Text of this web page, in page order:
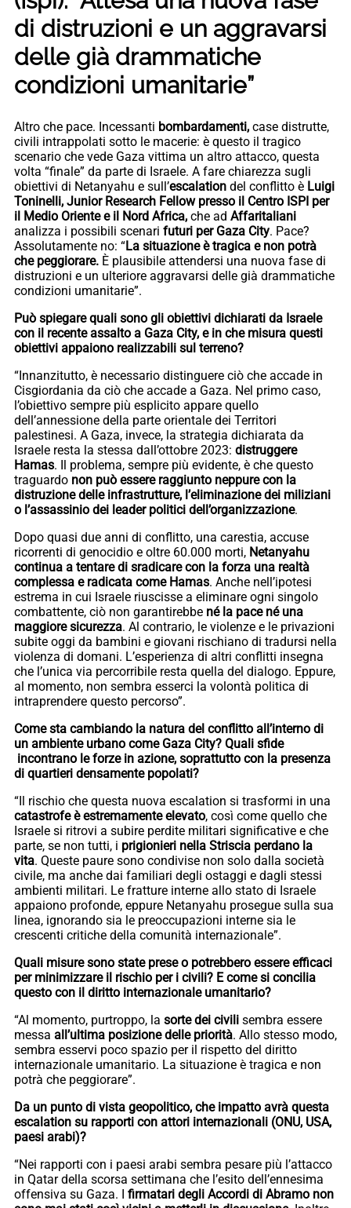
di distruzioni e un aggravarsi
delle già drammatiche
condizioni umanitarie”
Altro che pace. Incessanti bombardamenti, case distrutte,
civili intrappolati sotto le macerie: è questo il tragico
scenario che vede Gaza vittima un altro attacco, questa
volta “finale” da parte di Israele. A fare chiarezza sugli
obiettivi di Netanyahu e sull’escalation del conflitto è Luigi
Toninelli, Junior Research Fellow presso il Centro ISPI per
il Medio Oriente e il Nord Africa, che ad Affaritaliani
analizza i possibili scenari futuri per Gaza City. Pace?
Assolutamente no: “La situazione è tragica e non potrà
che peggiorare. È plausibile attendersi una nuova fase di
distruzioni e un ulteriore aggravarsi delle già drammatiche
condizioni umanitarie”.
Può spiegare quali sono gli obiettivi dichiarati da Israele
con il recente assalto a Gaza City, e in che misura questi
obiettivi appaiono realizzabili sul terreno?
“Innanzitutto, è necessario distinguere ciò che accade in
Cisgiordania da ciò che accade a Gaza. Nel primo caso,
l’obiettivo sempre più esplicito appare quello
dell’annessione della parte orientale dei Territori
palestinesi. A Gaza, invece, la strategia dichiarata da
Israele resta la stessa dall’ottobre 2023: distruggere
Hamas. Il problema, sempre più evidente, è che questo
traguardo non può essere raggiunto neppure con la
distruzione delle infrastrutture, l’eliminazione dei miliziani
o l’assassinio dei leader politici dell’organizzazione.
Dopo quasi due anni di conflitto, una carestia, accuse
ricorrenti di genocidio e oltre 60.000 morti, Netanyahu
continua a tentare di sradicare con la forza una realtà
complessa e radicata come Hamas. Anche nell’ipotesi
estrema in cui Israele riuscisse a eliminare ogni singolo
combattente, ciò non garantirebbe né la pace né una
maggiore sicurezza. Al contrario, le violenze e le privazioni
subite oggi da bambini e giovani rischiano di tradursi nella
violenza di domani. L’esperienza di altri conflitti insegna
che l’unica via percorribile resta quella del dialogo. Eppure,
al momento, non sembra esserci la volontà politica di
intraprendere questo percorso”.
Come sta cambiando la natura del conflitto all’interno di
un ambiente urbano come Gaza City? Quali sfide
incontrano le forze in azione, soprattutto con la presenza
di quartieri densamente popolati?
“Il rischio che questa nuova escalation si trasformi in una
catastrofe è estremamente elevato, così come quello che
Israele si ritrovi a subire perdite militari significative e che
parte, se non tutti, i prigionieri nella Striscia perdano la
vita. Queste paure sono condivise non solo dalla società
civile, ma anche dai familiari degli ostaggi e dagli stessi
ambienti militari. Le fratture interne allo stato di Israele
appaiono profonde, eppure Netanyahu prosegue sulla sua
linea, ignorando sia le preoccupazioni interne sia le
crescenti critiche della comunità internazionale”.
Quali misure sono state prese o potrebbero essere efficaci
per minimizzare il rischio per i civili? E come si concilia
questo con il diritto internazionale umanitario?
“Al momento, purtroppo, la sorte dei civili sembra essere
messa all’ultima posizione delle priorità. Allo stesso modo,
sembra esservi poco spazio per il rispetto del diritto
internazionale umanitario. La situazione è tragica e non
potrà che peggiorare”.
Da un punto di vista geopolitico, che impatto avrà questa
escalation su rapporti con attori internazionali (ONU, USA,
paesi arabi)?
“Nei rapporti con i paesi arabi sembra pesare più l’attacco
in Qatar della scorsa settimana che l’esito dell’ennesima
offensiva su Gaza. I firmatari degli Accordi di Abramo non